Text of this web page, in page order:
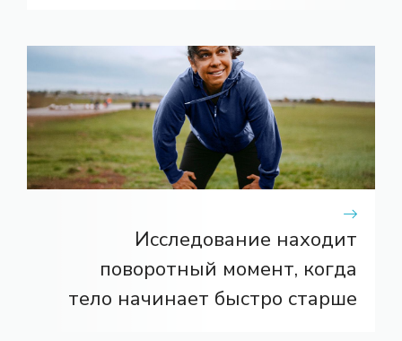
Исследование находит
поворотный момент, когда
тело начинает быстро старше